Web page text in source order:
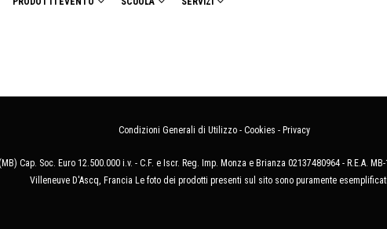
Condizioni Generali di Utilizzo - Cookies - Privacy
Cap. Soc. Euro 12.500.000 i.v. - C.F. e Iscr. Reg. Imp. Monza e Brianza 02137480964 - R.E.A.
Villeneuve D'Ascq, Francia Le foto dei prodotti presenti sul sito sono puramente